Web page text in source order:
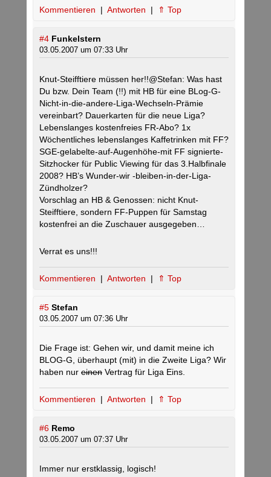
Kommentieren | Antworten | ⇑ Top
#4 Funkelstern
03.05.2007 um 07:33 Uhr
Knut-Steifftiere müssen her!!@Stefan: Was hast
Du bzw. Dein Team (!!) mit HB für eine BLog-G-
Nicht-in-die-andere-Liga-Wechseln-Prämie
vereinbart? Dauerkarten für die neue Liga?
Lebenslanges kostenfreies FR-Abo? 1x
Wöchentliches lebenslanges Kaffetrinken mit FF?
SGE-gelabelte-auf-Augenhöhe-mit FF signierte-
Sitzhocker für Public Viewing für das 3.Halbfinale
2008? HB’s Wunder-wir -bleiben-in-der-Liga-
Zündholzer?
Vorschlag an HB & Genossen: nicht Knut-
Steifftiere, sondern FF-Puppen für Samstag
kostenfrei an die Zuschauer ausgegeben…
Verrat es uns!!!
Kommentieren | Antworten | ⇑ Top
#5 Stefan
03.05.2007 um 07:36 Uhr
Die Frage ist: Gehen wir, und damit meine ich
BLOG-G, überhaupt (mit) in die Zweite Liga? Wir
haben nur einen Vertrag für Liga Eins.
Kommentieren | Antworten | ⇑ Top
#6 Remo
03.05.2007 um 07:37 Uhr
Immer nur erstklassig, logisch!